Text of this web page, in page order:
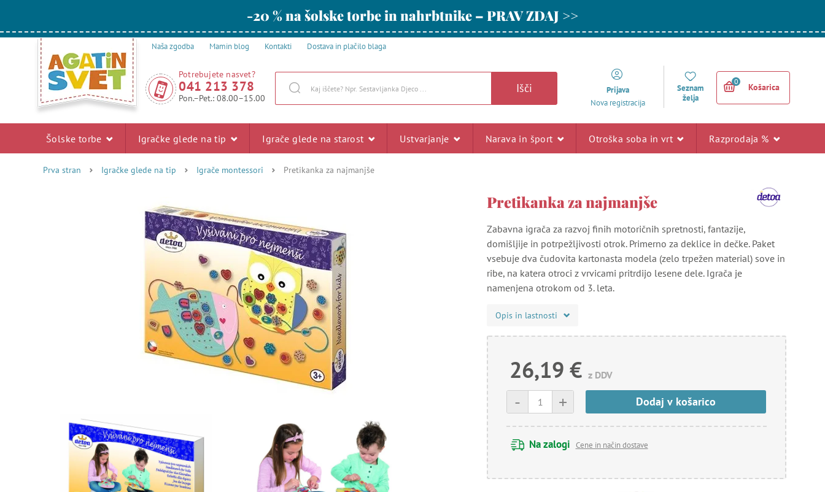
-20 % na šolske torbe in nahrbtnike – PRAV ZDAJ >>
Naša zgodba Mamin blog Kontakti Dostava in plačilo blaga
Potrebujete nasvet?
041 213 378
Pon.–Pet.: 08.00–15.00
Išči
Prijava
Nova registracija
Seznam
želja
0
Košarica
Šolske torbe Igračke glede na tip Igrače glede na starost Ustvarjanje Narava in šport Otroška soba in vrt Razprodaja %
Prva stran Igračke glede na tip Igrače montessori Pretikanka za najmanjše
Pretikanka za najmanjše
Zabavna igrača za razvoj finih motoričnih spretnosti, fantazije,
domišljije in potrpežljivosti otrok. Primerno za deklice in dečke. Paket
vsebuje dva čudovita kartonasta modela (zelo trpežen material) sove in
ribe, na katera otroci z vrvicami pritrdijo lesene dele. Igrača je
namenjena otrokom od 3. leta.
Opis in lastnosti
26,19 € z DDV
+
- Dodaj v košarico
Na zalogi Cene in način dostave